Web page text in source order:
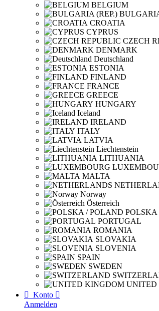
BELGIUM
CROATIA
CYPRUS
CZECH
DENMARK
Deutschland
ESTONIA
FINLAND
FRANCE
GREECE
HUNGARY
Iceland
IRELAND
ITALY
LATVIA
Liechtenstein
LITHUANIA
MALTA
Norway
Österreich
PORTUGAL
ROMANIA
SLOVAKIA
SLOVENIA
SPAIN
SWEDEN
UNITED
 Konto 
Anmelden